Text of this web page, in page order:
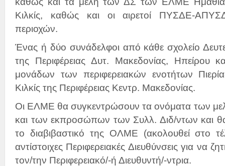
Κιλκίς, καθώς και οι αιρετοί ΠΥΣΔΕ-
περιοχών.
Ένας ή δύο συνάδελφοι από κάθε σχολείο
της Περιφέρειας Δυτ. Μακεδονίας, Ηπείρου
μονάδων των περιφερειακών ενοτήτων
Κιλκίς της Περιφέρειας Κεντρ. Μακεδονίας.
Οι ΕΛΜΕ θα συγκεντρώσουν τα ονόματα των
και των εκπροσώπων των Συλλ. Διδ/ντων και
το διαβιβαστικό της ΟΛΜΕ (ακολουθεί στο
αντίστοιχες Περιφερειακές Διευθύνσεις για να
τον/την Περιφερειακό/-ή Διευθυντή/-ντρια.